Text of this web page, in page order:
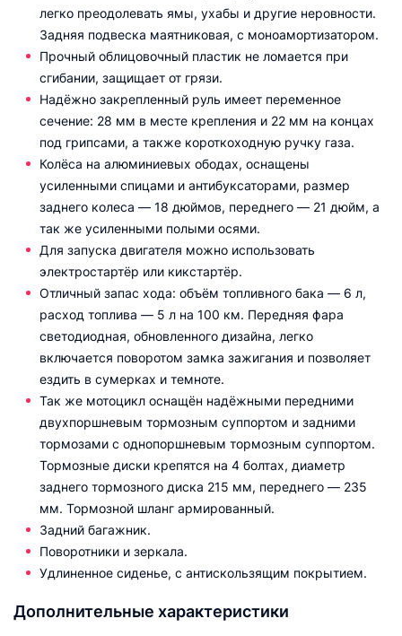
легко преодолевать ямы, ухабы и другие неровности.
Задняя подвеска маятниковая, с моноамортизатором.
Прочный облицовочный пластик не ломается при
сгибании, защищает от грязи.
Надёжно закрепленный руль имеет переменное
сечение: 28 мм в месте крепления и 22 мм на концах
под грипсами, а также короткоходную ручку газа.
Колёса на алюминиевых ободах, оснащены
усиленными спицами и антибуксаторами, размер
заднего колеса — 18 дюймов, переднего — 21 дюйм, а
так же усиленными полыми осями.
Для запуска двигателя можно использовать
электростартёр или кикстартёр.
Отличный запас хода: объём топливного бака — 6 л,
расход топлива — 5 л на 100 км. Передняя фара
светодиодная, обновленного дизайна, легко
включается поворотом замка зажигания и позволяет
ездить в сумерках и темноте.
Так же мотоцикл оснащён надёжными передними
двухпоршневым тормозным суппортом и задними
тормозами с однопоршневым тормозным суппортом.
Тормозные диски крепятся на 4 болтах, диаметр
заднего тормозного диска 215 мм, переднего — 235
мм. Тормозной шланг армированный.
Задний багажник.
Поворотники и зеркала.
Удлиненное сиденье, с антискользящим покрытием.
Дополнительные характеристики